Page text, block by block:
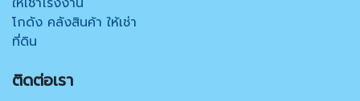
โกดัง คลังสินค้า ให้เช่า
ที่ดิน
ติดต่อเรา